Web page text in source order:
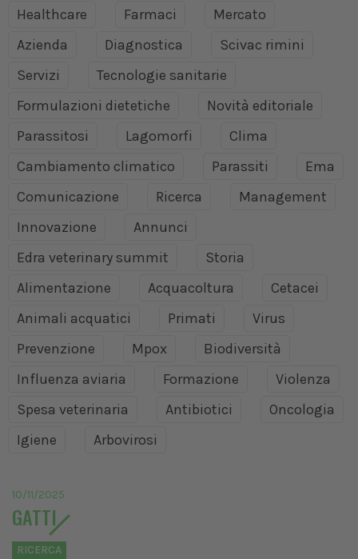
Healthcare
Farmaci
Mercato
Azienda
Diagnostica
Scivac rimini
Servizi
Tecnologie sanitarie
Formulazioni dietetiche
Novità editoriale
Parassitosi
Lagomorfi
Clima
Cambiamento climatico
Parassiti
Ema
Comunicazione
Ricerca
Management
Innovazione
Annunci
Edra veterinary summit
Storia
Alimentazione
Acquacoltura
Cetacei
Animali acquatici
Primati
Virus
Prevenzione
Mpox
Biodiversità
Influenza aviaria
Formazione
Violenza
Spesa veterinaria
Antibiotici
Oncologia
Igiene
Arbovirosi
10/11/2025
GATTI
RICERCA